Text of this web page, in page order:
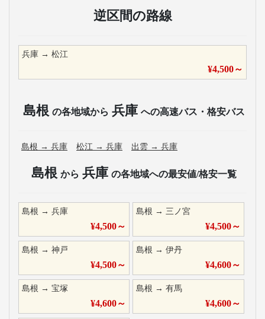
逆区間の路線
兵庫 → 松江
¥4,500～
島根 の各地域から 兵庫 への高速バス・格安バス
島根 → 兵庫 松江 → 兵庫 出雲 → 兵庫
島根 から 兵庫 の各地域への最安値/格安一覧
島根 → 兵庫
¥4,500～
島根 →三ノ宮
¥4,500～
島根 → 神戸
¥4,500～
島根 →伊丹
¥4,600～
島根 → 宝塚
¥4,600～
島根 →有馬
¥4,600～